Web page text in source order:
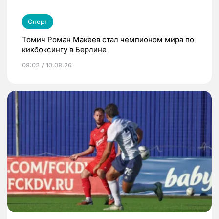
Спорт
Томич Роман Макеев стал чемпионом мира по
кикбоксингу в Берлине
08:02 / 10.08.26